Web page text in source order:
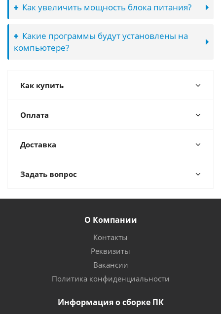
Как увеличить мощность блока питания?
Какие программы будут установлены на
компьютере?
Как купить
Оплата
Доставка
Задать вопрос
О Компании
Контакты
Реквизиты
Вакансии
Политика конфиденциальности
Информация о сборке ПК